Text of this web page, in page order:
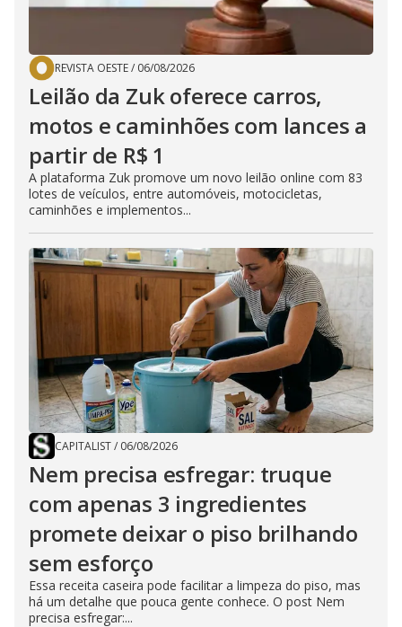
REVISTA OESTE/ 06/08/2026
Leilão da Zuk oferece carros,
motos e caminhões com lances a
partir de R$ 1
A plataforma Zuk promove um novo leilão online com 83
lotes de veículos, entre automóveis, motocicletas,
caminhões e implementos...
CAPITALIST/ 06/08/2026
Nem precisa esfregar: truque
com apenas 3 ingredientes
promete deixar o piso brilhando
sem esforço
Essa receita caseira pode facilitar a limpeza do piso, mas
há um detalhe que pouca gente conhece. O post Nem
precisa esfregar:...